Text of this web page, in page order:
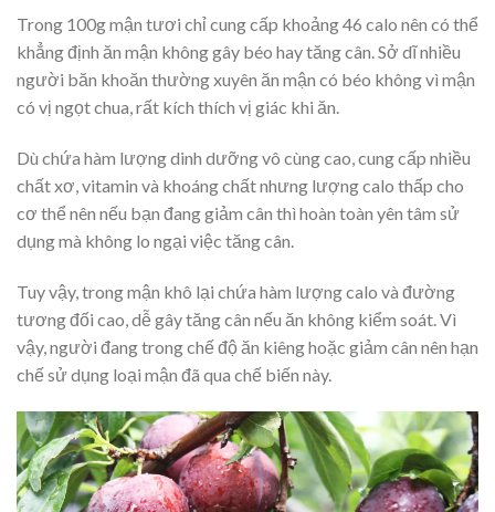
Trong 100g mận tươi chỉ cung cấp khoảng 46 calo nên có thể
khẳng định ăn mận không gây béo hay tăng cân. Sở dĩ nhiều
người băn khoăn thường xuyên ăn mận có béo không vì mận
có vị ngọt chua, rất kích thích vị giác khi ăn.
Dù chứa hàm lượng dinh dưỡng vô cùng cao, cung cấp nhiều
chất xơ, vitamin và khoáng chất nhưng lượng calo thấp cho
cơ thể nên nếu bạn đang giảm cân thì hoàn toàn yên tâm sử
dụng mà không lo ngại việc tăng cân.
Tuy vậy, trong mận khô lại chứa hàm lượng calo và đường
tương đối cao, dễ gây tăng cân nếu ăn không kiểm soát. Vì
vậy, người đang trong chế độ ăn kiêng hoặc giảm cân nên hạn
chế sử dụng loại mận đã qua chế biến này.